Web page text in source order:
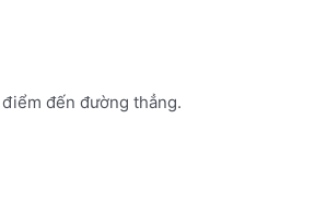
đến đường thẳng.